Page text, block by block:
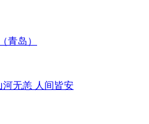
青岛）
无恙 人间皆安